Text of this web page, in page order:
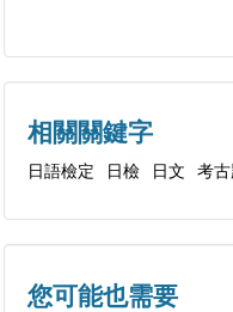
相關關鍵字
日語檢定 日檢 日文 考古
您可能也需要